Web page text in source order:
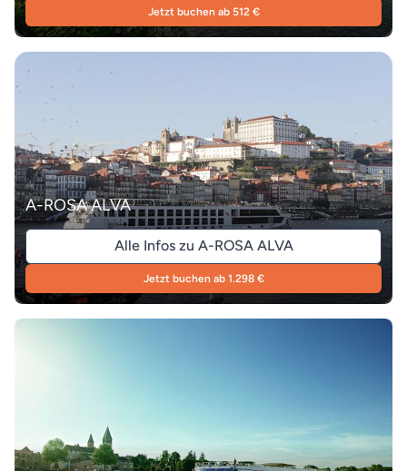
Jetzt buchen ab 512 €
A-ROSA ALVA
Alle Infos zu A-ROSA ALVA
Jetzt buchen ab 1.298 €